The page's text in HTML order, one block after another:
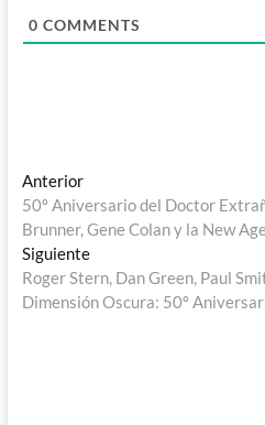
0 COMMENTS
Navegación
de
entradas
AnteriorEntrada
anterior:
50º Aniversario del Doctor
Brunner, Gene Colan y la New Age
SiguienteEntrada
siguiente:
Roger Stern, Dan Green, Paul
Dimensión Oscura: 50º